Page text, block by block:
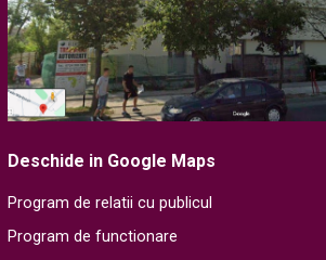
Deschide in Google Maps
Program de relatii cu publicul
Program de functionare